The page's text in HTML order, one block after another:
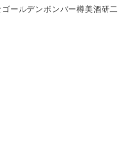
ールデンボンバー樽美酒研二